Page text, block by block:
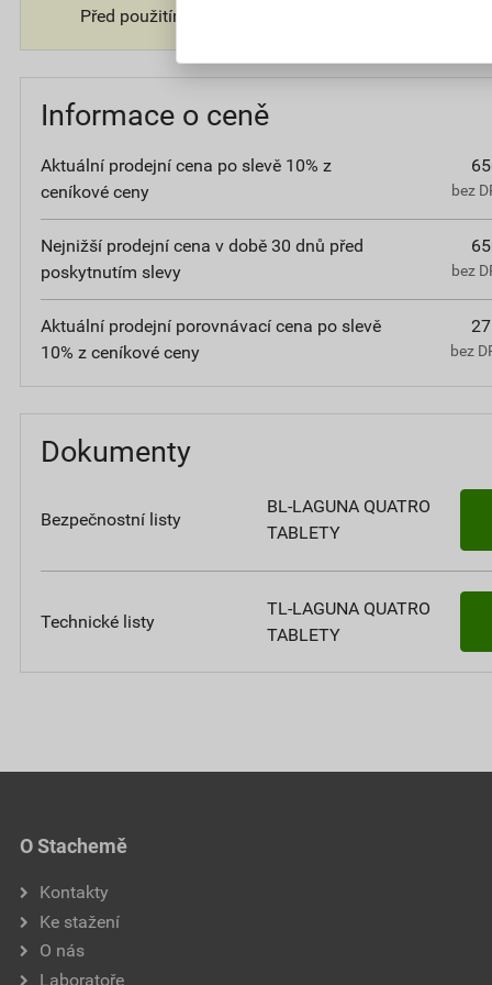
Před použitím si vždy přečtěte označení a informace
Informace o ceně
Aktuální prodejní cena po slevě 10% z
ceníkové ceny
bez
Nejnižší prodejní cena v době 30 dnů před
poskytnutím slevy
bez
Aktuální prodejní porovnávací cena po slevě
10% z ceníkové ceny
bez
Dokumenty
Bezpečnostní listy
BL-LAGUNA QUATRO
TABLETY
Technické listy
TL-LAGUNA QUATRO
TABLETY
O Stachemě
Kontakty
Ke stažení
O nás
Laboratoře